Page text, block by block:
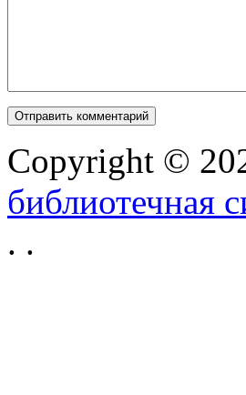
Copyright ©
библиотечная
. .